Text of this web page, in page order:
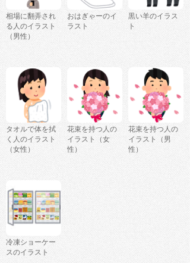
相場に翻弄され
る人のイラスト
（男性）
おはぎゃーのイ
ラスト
黒い羊のイラス
ト
タオルで体を拭
く人のイラスト
（女性）
花束を持つ人の
イラスト（女
性）
花束を持つ人の
イラスト（男
性）
冷凍ショーケー
スのイラスト